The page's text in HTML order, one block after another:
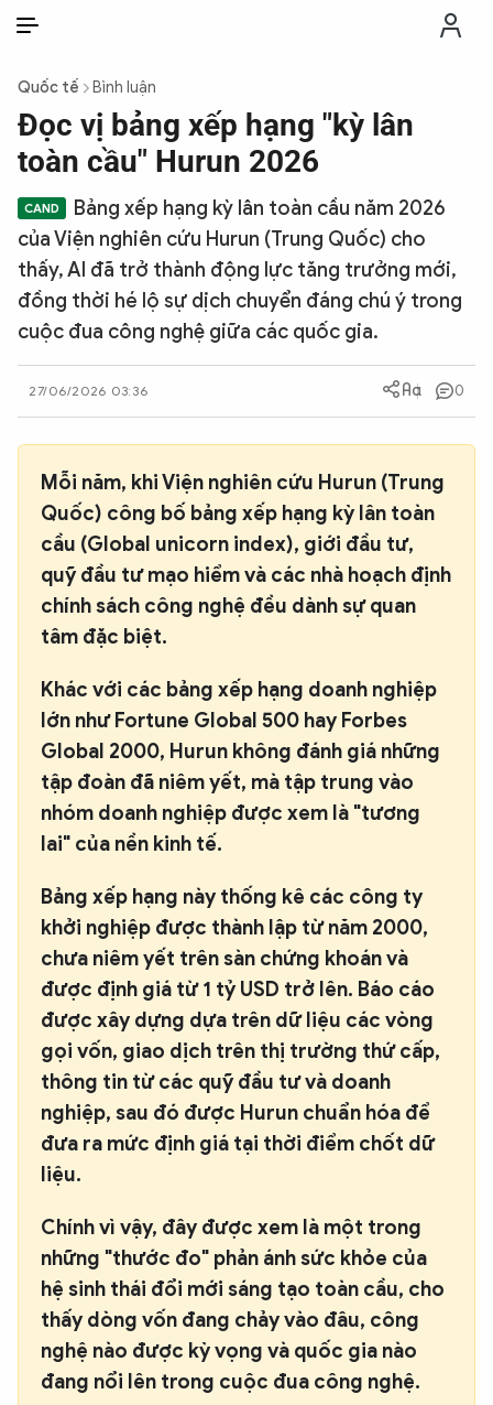
THỜI SỰ
CÔNG AN TRONG LÒNG DÂN
XÃ HỘI
PHÁP LUẬT
QUỐC TẾ
VĂN HÓA - THỂ THAO
ĐA PHƯƠNG TIỆN
eMagazine
Podcast
Video Ảnh
Infographic
Chuyên trangAn ninh thế giớiVăn nghệ Công an
Chuyên đề
Quốc tế Bình luận
Đọc vị bảng xếp hạng "kỳ lân
toàn cầu" Hurun 2026
Bảng xếp hạng kỳ lân toàn cầu năm 2026
của Viện nghiên cứu Hurun (Trung Quốc) cho
thấy, AI đã trở thành động lực tăng trưởng mới,
đồng thời hé lộ sự dịch chuyển đáng chú ý trong
cuộc đua công nghệ giữa các quốc gia.
27/06/2026 03:36 0
Mỗi năm, khi Viện nghiên cứu Hurun (Trung
Quốc) công bố bảng xếp hạng kỳ lân toàn
cầu (Global unicorn index), giới đầu tư,
quỹ đầu tư mạo hiểm và các nhà hoạch định
chính sách công nghệ đều dành sự quan
tâm đặc biệt.
Khác với các bảng xếp hạng doanh nghiệp
lớn như Fortune Global 500 hay Forbes
Global 2000, Hurun không đánh giá những
tập đoàn đã niêm yết, mà tập trung vào
nhóm doanh nghiệp được xem là "tương
lai" của nền kinh tế.
Bảng xếp hạng này thống kê các công ty
khởi nghiệp được thành lập từ năm 2000,
chưa niêm yết trên sàn chứng khoán và
được định giá từ 1 tỷ USD trở lên. Báo cáo
được xây dựng dựa trên dữ liệu các vòng
gọi vốn, giao dịch trên thị trường thứ cấp,
thông tin từ các quỹ đầu tư và doanh
nghiệp, sau đó được Hurun chuẩn hóa để
đưa ra mức định giá tại thời điểm chốt dữ
liệu.
Chính vì vậy, đây được xem là một trong
những "thước đo" phản ánh sức khỏe của
hệ sinh thái đổi mới sáng tạo toàn cầu, cho
thấy dòng vốn đang chảy vào đâu, công
nghệ nào được kỳ vọng và quốc gia nào
đang nổi lên trong cuộc đua công nghệ.